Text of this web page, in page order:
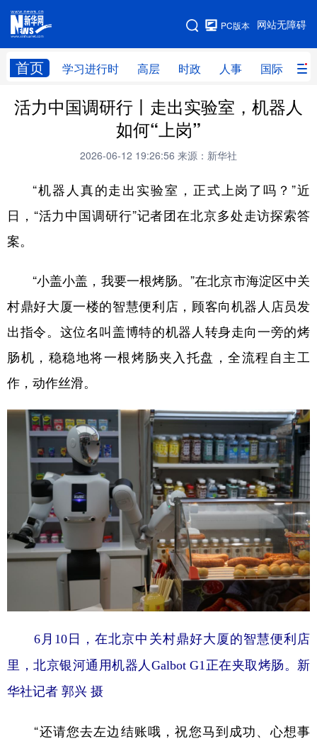
网站无障碍
PC版本
首页 学习进行时 高层 时政 人事 国际 财
网站地图
学习进行时 高层 时政 人事
财经 网评
科技 科创 量子 体育
文化 书画 健康 军事
法律 中央文件 金融 汽车
食品 人居 信息化 数字经济
公益 一带一路 亚太网 上市公司
文化产业
地方频道
北京 天津 河北 山西
上海 江苏
安徽 福建 江西
山东 河南 湖北 湖南
广东 广西 海南 重庆
四川
陕西 甘肃 青海 宁夏
活力中国调研行丨走出实验室，机器人
如何“上岗”
2026-06-12 19:26:56 来源：新华社
“机器人真的走出实验室，正式上岗了吗？”近
日，“活力中国调研行”记者团在北京多处走访探索答
案。
“小盖小盖，我要一根烤肠。”在北京市海淀区中关
村鼎好大厦一楼的智慧便利店，顾客向机器人店员发
出指令。这位名叫盖博特的机器人转身走向一旁的烤
肠机，稳稳地将一根烤肠夹入托盘，全流程自主工
作，动作丝滑。
6月10日，在北京中关村鼎好大厦的智慧便利店
里，北京银河通用机器人Galbot G1正在夹取烤肠。新
华社记者 郭兴 摄
“还请您去左边结账哦，祝您马到成功、心想事